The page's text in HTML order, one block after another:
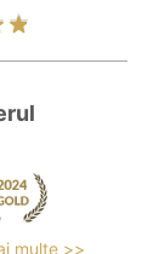
multe >>